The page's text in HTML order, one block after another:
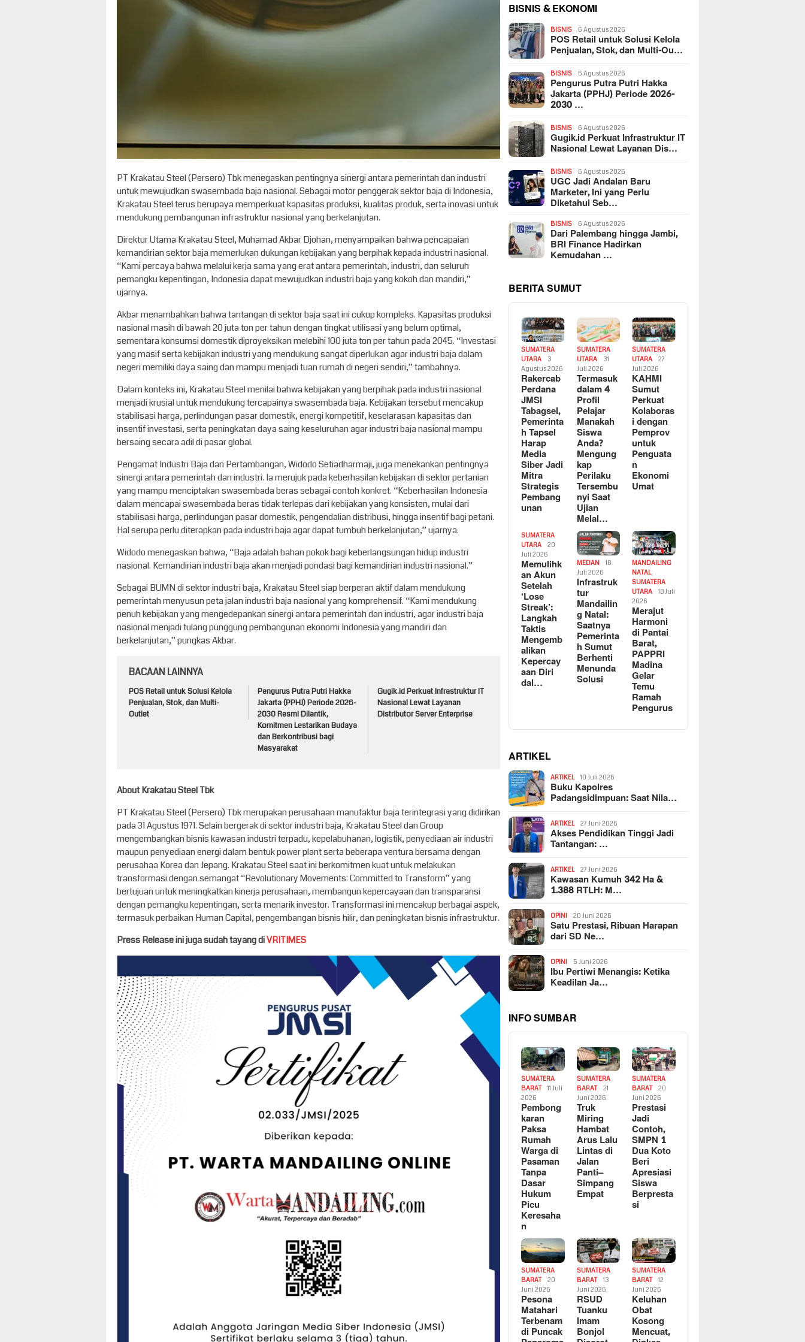
PT Krakatau Steel (Persero) Tbk menegaskan pentingnya sinergi antara pemerintah dan industri
untuk mewujudkan swasembada baja nasional. Sebagai motor penggerak sektor baja di Indonesia,
Krakatau Steel terus berupaya memperkuat kapasitas produksi, kualitas produk, serta inovasi untuk
mendukung pembangunan infrastruktur nasional yang berkelanjutan.
Direktur Utama Krakatau Steel, Muhamad Akbar Djohan, menyampaikan bahwa pencapaian
kemandirian sektor baja memerlukan dukungan kebijakan yang berpihak kepada industri nasional.
“Kami percaya bahwa melalui kerja sama yang erat antara pemerintah, industri, dan seluruh
pemangku kepentingan, Indonesia dapat mewujudkan industri baja yang kokoh dan mandiri,”
ujarnya.
Akbar menambahkan bahwa tantangan di sektor baja saat ini cukup kompleks. Kapasitas produksi
nasional masih di bawah 20 juta ton per tahun dengan tingkat utilisasi yang belum optimal,
sementara konsumsi domestik diproyeksikan melebihi 100 juta ton per tahun pada 2045. “Investasi
yang masif serta kebijakan industri yang mendukung sangat diperlukan agar industri baja dalam
negeri memiliki daya saing dan mampu menjadi tuan rumah di negeri sendiri,” tambahnya.
Dalam konteks ini, Krakatau Steel menilai bahwa kebijakan yang berpihak pada industri nasional
menjadi krusial untuk mendukung tercapainya swasembada baja. Kebijakan tersebut mencakup
stabilisasi harga, perlindungan pasar domestik, energi kompetitif, keselarasan kapasitas dan
insentif investasi, serta peningkatan daya saing keseluruhan agar industri baja nasional mampu
bersaing secara adil di pasar global.
Pengamat Industri Baja dan Pertambangan, Widodo Setiadharmaji, juga menekankan pentingnya
sinergi antara pemerintah dan industri. Ia merujuk pada keberhasilan kebijakan di sektor pertanian
yang mampu menciptakan swasembada beras sebagai contoh konkret. “Keberhasilan Indonesia
dalam mencapai swasembada beras tidak terlepas dari kebijakan yang konsisten, mulai dari
stabilisasi harga, perlindungan pasar domestik, pengendalian distribusi, hingga insentif bagi petani.
Hal serupa perlu diterapkan pada industri baja agar dapat tumbuh berkelanjutan,” ujarnya.
Widodo menegaskan bahwa, “Baja adalah bahan pokok bagi keberlangsungan hidup industri
nasional. Kemandirian industri baja akan menjadi pondasi bagi kemandirian industri nasional.”
Sebagai BUMN di sektor industri baja, Krakatau Steel siap berperan aktif dalam mendukung
pemerintah menyusun peta jalan industri baja nasional yang komprehensif. “Kami mendukung
penuh kebijakan yang mengedepankan sinergi antara pemerintah dan industri, agar industri baja
nasional menjadi tulang punggung pembangunan ekonomi Indonesia yang mandiri dan
berkelanjutan,” pungkas Akbar.
BACAAN LAINNYA
POS Retail untuk Solusi Kelola
Penjualan, Stok, dan Multi-
Outlet
Pengurus Putra Putri Hakka
Jakarta (PPHJ) Periode 2026-
2030 Resmi Dilantik,
Komitmen Lestarikan Budaya
dan Berkontribusi bagi
Masyarakat
Gugik.id Perkuat Infrastruktur IT
Nasional Lewat Layanan
Distributor Server Enterprise
About Krakatau Steel Tbk
PT Krakatau Steel (Persero) Tbk merupakan perusahaan manufaktur baja terintegrasi yang didirikan
pada 31 Agustus 1971. Selain bergerak di sektor industri baja, Krakatau Steel dan Group
mengembangkan bisnis kawasan industri terpadu, kepelabuhanan, logistik, penyediaan air industri
maupun penyediaan energi dalam bentuk power plant serta beberapa ventura bersama dengan
perusahaa Korea dan Jepang. Krakatau Steel saat ini berkomitmen kuat untuk melakukan
transformasi dengan semangat “Revolutionary Movements: Committed to Transform” yang
bertujuan untuk meningkatkan kinerja perusahaan, membangun kepercayaan dan transparansi
dengan pemangku kepentingan, serta menarik investor. Transformasi ini mencakup berbagai aspek,
termasuk perbaikan Human Capital, pengembangan bisnis hilir, dan peningkatan bisnis infrastruktur.
Press Release ini juga sudah tayang diVRITIMES
BISNIS & EKONOMI
BISNIS 6 Agustus 2026
POS Retail untuk Solusi Kelola
Penjualan, Stok, dan Multi-Ou…
BISNIS 6 Agustus 2026
Pengurus Putra Putri Hakka
Jakarta (PPHJ) Periode 2026-
2030 …
BISNIS 6 Agustus 2026
Gugik.id Perkuat Infrastruktur IT
Nasional Lewat Layanan Dis…
BISNIS 6 Agustus 2026
UGC Jadi Andalan Baru
Marketer, Ini yang Perlu
Diketahui Seb…
BISNIS 6 Agustus 2026
Dari Palembang hingga Jambi,
BRI Finance Hadirkan
Kemudahan …
BERITA SUMUT
SUMATERA
UTARA
3
Agustus 2026
Rakercab
Perdana
JMSI
Tabagsel,
Pemerinta
h Tapsel
Harap
Media
Siber Jadi
Mitra
Strategis
Pembang
unan
SUMATERA
UTARA
31
Juli 2026
Termasuk
dalam 4
Profil
Pelajar
Manakah
Siswa
Anda?
Mengung
kap
Perilaku
Tersembu
nyi Saat
Ujian
Melal…
SUMATERA
UTARA
27
Juli 2026
KAHMI
Sumut
Perkuat
Kolaboras
i dengan
Pemprov
untuk
Penguata
n
Ekonomi
Umat
SUMATERA
UTARA
20
Juli 2026
Memulihk
an Akun
Setelah
‘Lose
Streak’:
Langkah
Taktis
Mengemb
alikan
Kepercay
aan Diri
dal…
MEDAN
18
Juli 2026
Infrastruk
tur
Mandailin
g Natal:
Saatnya
Pemerinta
h Sumut
Berhenti
Menunda
Solusi
MANDAILING
NATAL,
SUMATERA
UTARA
18 Juli
2026
Merajut
Harmoni
di Pantai
Barat,
PAPPRI
Madina
Gelar
Temu
Ramah
Pengurus
ARTIKEL
ARTIKEL 10 Juli 2026
Buku Kapolres
Padangsidimpuan: Saat Nila…
ARTIKEL 27 Juni 2026
Akses Pendidikan Tinggi Jadi
Tantangan: …
ARTIKEL 27 Juni 2026
Kawasan Kumuh 342 Ha &
1.388 RTLH: M…
OPINI 20 Juni 2026
Satu Prestasi, Ribuan Harapan
dari SD Ne…
OPINI 5 Juni 2026
Ibu Pertiwi Menangis: Ketika
Keadilan Ja…
INFO SUMBAR
SUMATERA
BARAT
11 Juli
2026
Pembong
karan
Paksa
Rumah
Warga di
Pasaman
Tanpa
Dasar
Hukum
Picu
Keresaha
n
SUMATERA
BARAT
21
Juni 2026
Truk
Miring
Hambat
Arus Lalu
Lintas di
Jalan
Panti–
Simpang
Empat
SUMATERA
BARAT
20
Juni 2026
Prestasi
Jadi
Contoh,
SMPN 1
Dua Koto
Beri
Apresiasi
Siswa
Berpresta
si
SUMATERA
BARAT
20
Juni 2026
Pesona
Matahari
Terbenam
di Puncak
SUMATERA
BARAT
13
Juni 2026
RSUD
Tuanku
Imam
Bonjol
SUMATERA
BARAT
12
Juni 2026
Keluhan
Obat
Kosong
Mencuat,